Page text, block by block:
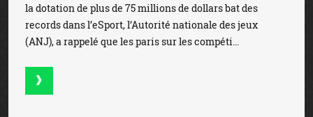
la dotation de plus de 75 millions de dollars bat des
records dans l’eSport, l’Autorité nationale des jeux
(ANJ), a rappelé que les paris sur les compéti...